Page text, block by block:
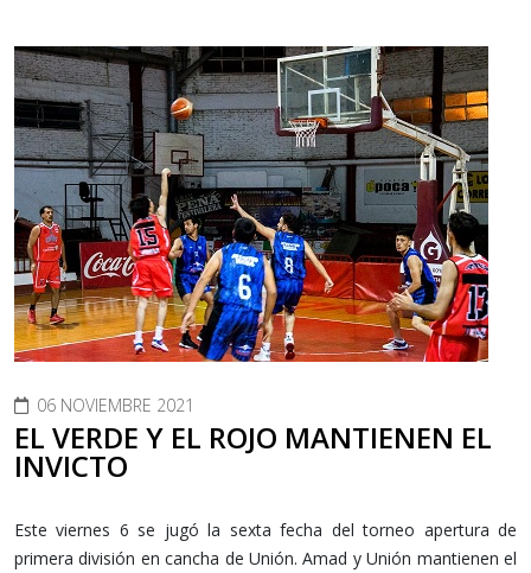
06 NOVIEMBRE 2021
EL VERDE Y EL ROJO MANTIENEN EL
INVICTO
Este viernes 6 se jugó la sexta fecha del torneo apertura de
primera división en cancha de Unión. Amad y Unión mantienen el